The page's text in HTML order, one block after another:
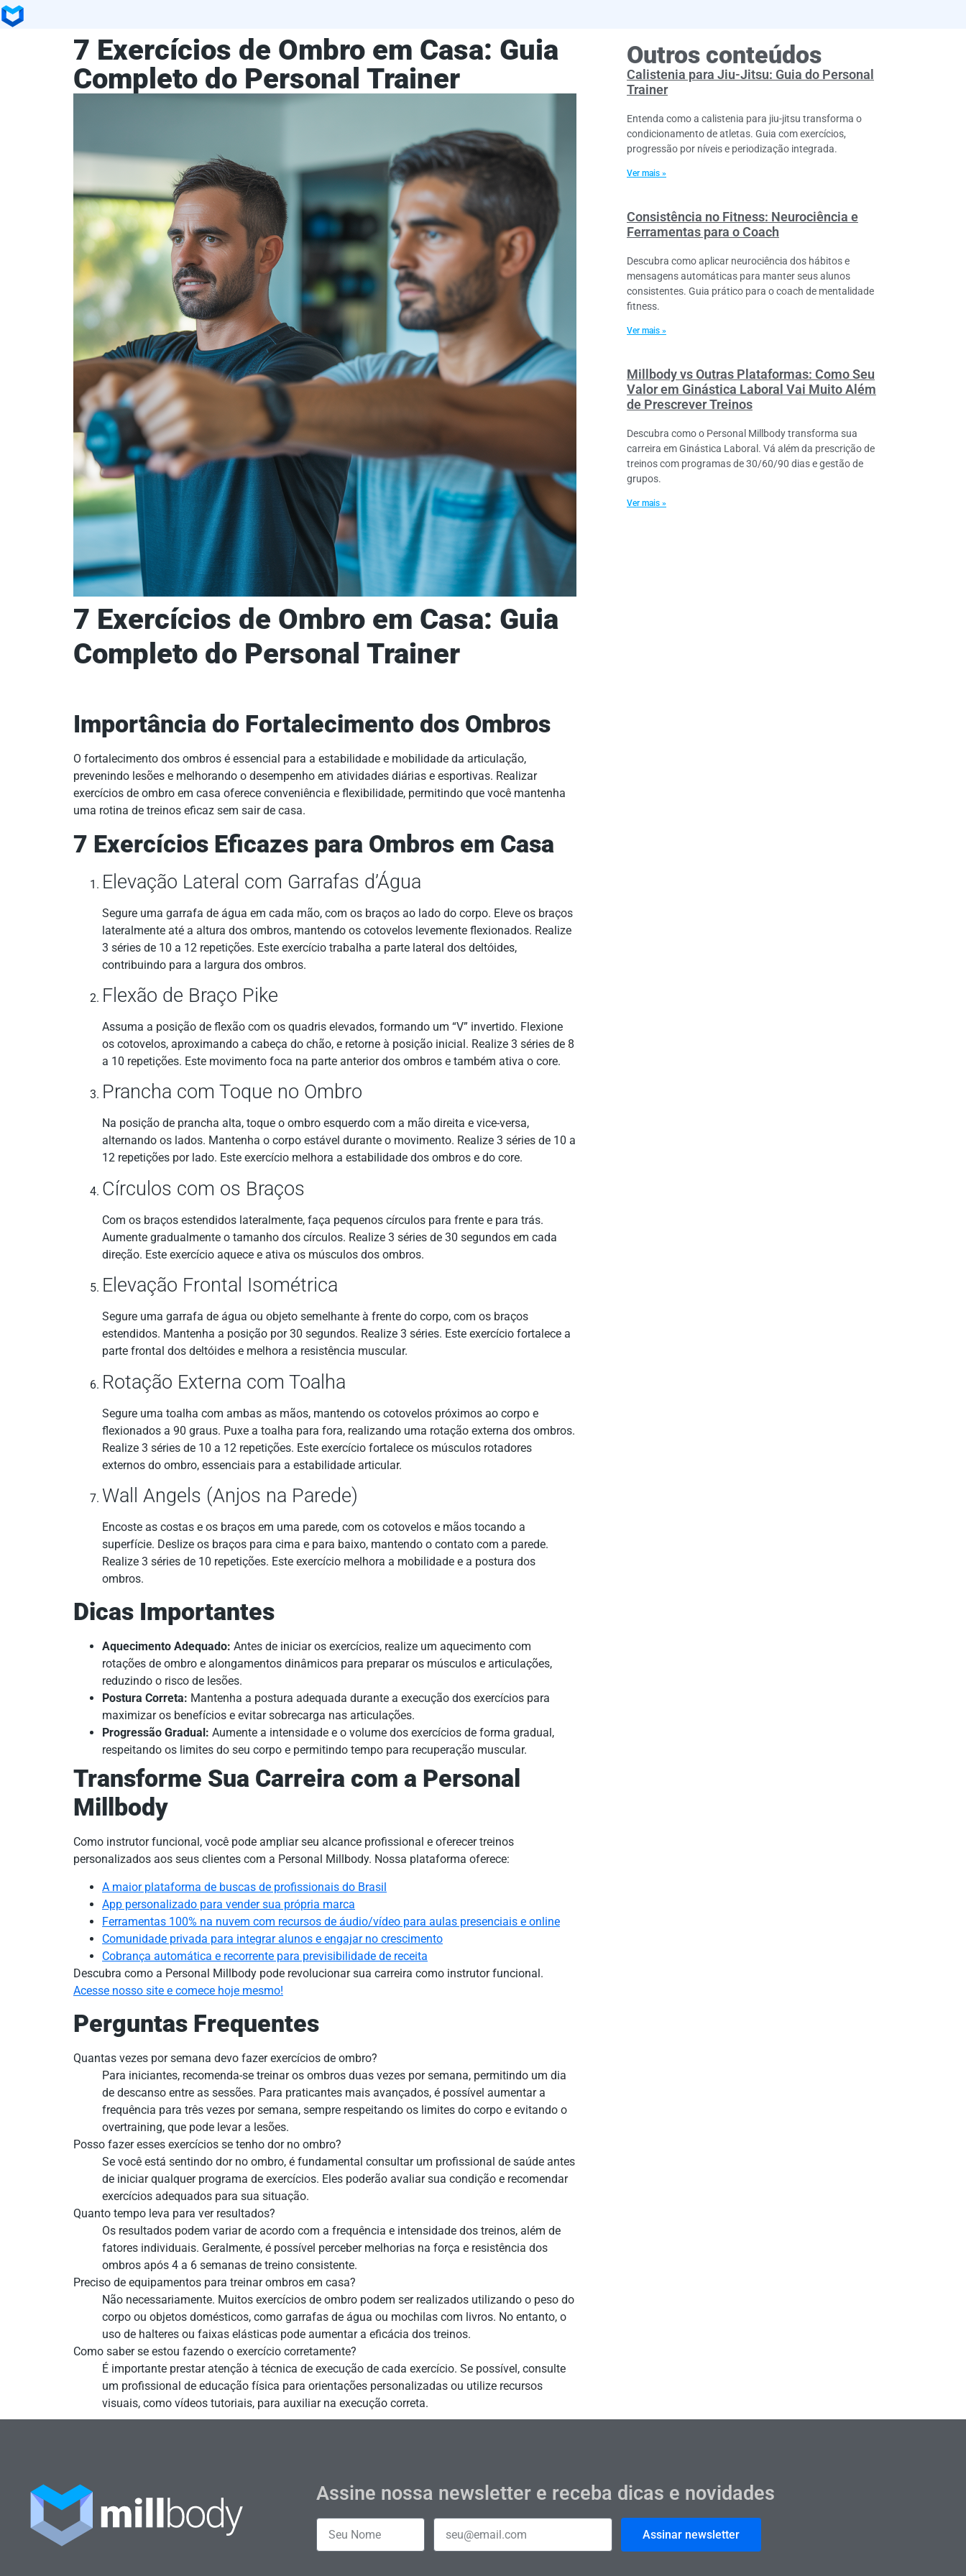
7 Exercícios de Ombro em Casa: Guia
Completo do Personal Trainer
7 Exercícios de Ombro em Casa: Guia
Completo do Personal Trainer
Importância do Fortalecimento dos Ombros
O fortalecimento dos ombros é essencial para a estabilidade e mobilidade da articulação,
prevenindo lesões e melhorando o desempenho em atividades diárias e esportivas. Realizar
exercícios de ombro em casa oferece conveniência e flexibilidade, permitindo que você mantenha
uma rotina de treinos eficaz sem sair de casa.
7 Exercícios Eficazes para Ombros em Casa
Elevação Lateral com Garrafas d’Água
Segure uma garrafa de água em cada mão, com os braços ao lado do corpo. Eleve os braços
lateralmente até a altura dos ombros, mantendo os cotovelos levemente flexionados. Realize
3 séries de 10 a 12 repetições. Este exercício trabalha a parte lateral dos deltóides,
contribuindo para a largura dos ombros.
Flexão de Braço Pike
Assuma a posição de flexão com os quadris elevados, formando um “V” invertido. Flexione
os cotovelos, aproximando a cabeça do chão, e retorne à posição inicial. Realize 3 séries de 8
a 10 repetições. Este movimento foca na parte anterior dos ombros e também ativa o core.
Prancha com Toque no Ombro
Na posição de prancha alta, toque o ombro esquerdo com a mão direita e vice-versa,
alternando os lados. Mantenha o corpo estável durante o movimento. Realize 3 séries de 10 a
12 repetições por lado. Este exercício melhora a estabilidade dos ombros e do core.
Círculos com os Braços
Com os braços estendidos lateralmente, faça pequenos círculos para frente e para trás.
Aumente gradualmente o tamanho dos círculos. Realize 3 séries de 30 segundos em cada
direção. Este exercício aquece e ativa os músculos dos ombros.
Elevação Frontal Isométrica
Segure uma garrafa de água ou objeto semelhante à frente do corpo, com os braços
estendidos. Mantenha a posição por 30 segundos. Realize 3 séries. Este exercício fortalece a
parte frontal dos deltóides e melhora a resistência muscular.
Rotação Externa com Toalha
Segure uma toalha com ambas as mãos, mantendo os cotovelos próximos ao corpo e
flexionados a 90 graus. Puxe a toalha para fora, realizando uma rotação externa dos ombros.
Realize 3 séries de 10 a 12 repetições. Este exercício fortalece os músculos rotadores
externos do ombro, essenciais para a estabilidade articular.
Wall Angels (Anjos na Parede)
Encoste as costas e os braços em uma parede, com os cotovelos e mãos tocando a
superfície. Deslize os braços para cima e para baixo, mantendo o contato com a parede.
Realize 3 séries de 10 repetições. Este exercício melhora a mobilidade e a postura dos
ombros.
Dicas Importantes
Aquecimento Adequado: Antes de iniciar os exercícios, realize um aquecimento com
rotações de ombro e alongamentos dinâmicos para preparar os músculos e articulações,
reduzindo o risco de lesões.
Postura Correta: Mantenha a postura adequada durante a execução dos exercícios para
maximizar os benefícios e evitar sobrecarga nas articulações.
Progressão Gradual: Aumente a intensidade e o volume dos exercícios de forma gradual,
respeitando os limites do seu corpo e permitindo tempo para recuperação muscular.
Transforme Sua Carreira com a Personal
Millbody
Como instrutor funcional, você pode ampliar seu alcance profissional e oferecer treinos
personalizados aos seus clientes com a Personal Millbody. Nossa plataforma oferece:
A maior plataforma de buscas de profissionais do Brasil
App personalizado para vender sua própria marca
Ferramentas 100% na nuvem com recursos de áudio/vídeo para aulas presenciais e online
Comunidade privada para integrar alunos e engajar no crescimento
Cobrança automática e recorrente para previsibilidade de receita
Descubra como a Personal Millbody pode revolucionar sua carreira como instrutor funcional.
Acesse nosso site e comece hoje mesmo!
Perguntas Frequentes
Quantas vezes por semana devo fazer exercícios de ombro?
Para iniciantes, recomenda-se treinar os ombros duas vezes por semana, permitindo um dia
de descanso entre as sessões. Para praticantes mais avançados, é possível aumentar a
frequência para três vezes por semana, sempre respeitando os limites do corpo e evitando o
overtraining, que pode levar a lesões.
Posso fazer esses exercícios se tenho dor no ombro?
Se você está sentindo dor no ombro, é fundamental consultar um profissional de saúde antes
de iniciar qualquer programa de exercícios. Eles poderão avaliar sua condição e recomendar
exercícios adequados para sua situação.
Quanto tempo leva para ver resultados?
Os resultados podem variar de acordo com a frequência e intensidade dos treinos, além de
fatores individuais. Geralmente, é possível perceber melhorias na força e resistência dos
ombros após 4 a 6 semanas de treino consistente.
Preciso de equipamentos para treinar ombros em casa?
Não necessariamente. Muitos exercícios de ombro podem ser realizados utilizando o peso do
corpo ou objetos domésticos, como garrafas de água ou mochilas com livros. No entanto, o
uso de halteres ou faixas elásticas pode aumentar a eficácia dos treinos.
Como saber se estou fazendo o exercício corretamente?
É importante prestar atenção à técnica de execução de cada exercício. Se possível, consulte
um profissional de educação física para orientações personalizadas ou utilize recursos
visuais, como vídeos tutoriais, para auxiliar na execução correta.
Outros conteúdos
Calistenia para Jiu-Jitsu: Guia do Personal
Trainer
Entenda como a calistenia para jiu-jitsu transforma o
condicionamento de atletas. Guia com exercícios,
progressão por níveis e periodização integrada.
Ver mais »
Consistência no Fitness: Neurociência e
Ferramentas para o Coach
Descubra como aplicar neurociência dos hábitos e
mensagens automáticas para manter seus alunos
consistentes. Guia prático para o coach de mentalidade
fitness.
Ver mais »
Millbody vs Outras Plataformas: Como Seu
Valor em Ginástica Laboral Vai Muito Além
de Prescrever Treinos
Descubra como o Personal Millbody transforma sua
carreira em Ginástica Laboral. Vá além da prescrição de
treinos com programas de 30/60/90 dias e gestão de
grupos.
Ver mais »
Assine nossa newsletter e receba dicas e novidades
Assinar newsletter